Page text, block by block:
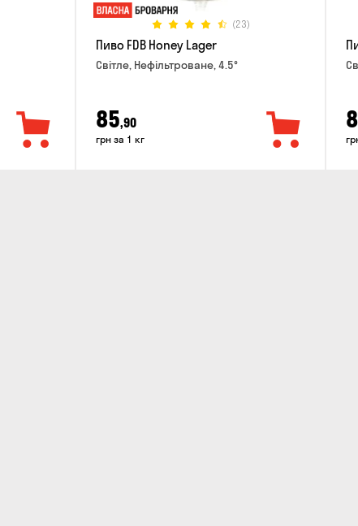
(23)
Пиво FDB Honey Lager
Світле, Нефільтроване, 4.5°
85,90
грн за 1 кг